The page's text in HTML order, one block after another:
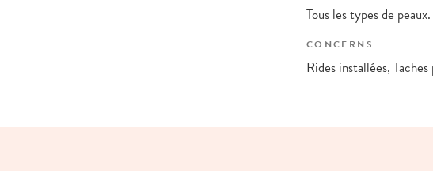
Tous les types de peaux.
CONCERNS
Rides installées,